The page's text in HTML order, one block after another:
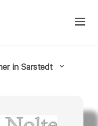
in Sarstedt